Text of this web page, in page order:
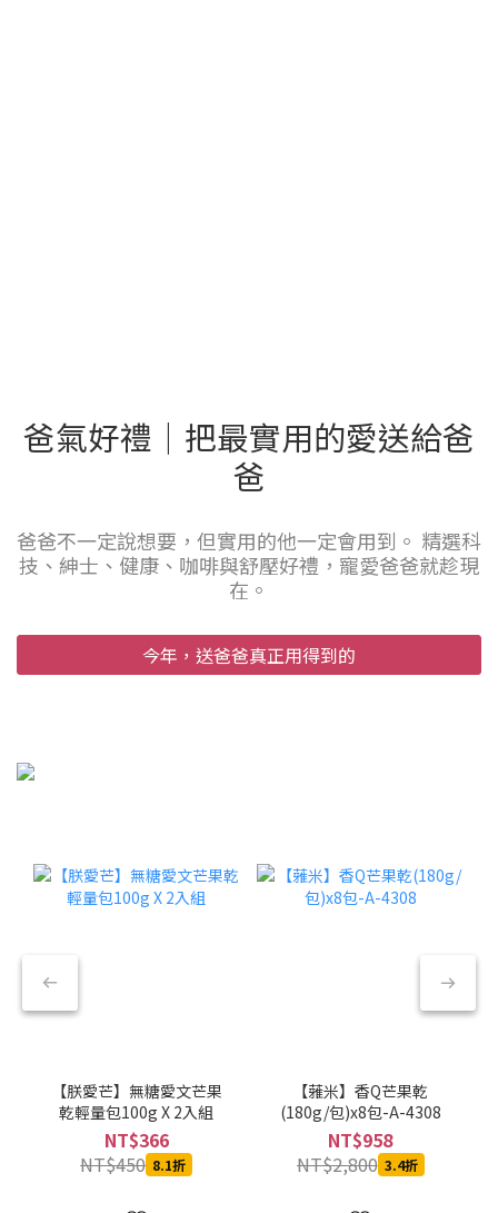
爸氣好禮｜把最實用的愛送給爸
爸
爸爸不一定說想要，但實用的他一定會用到。 精選科
技、紳士、健康、咖啡與舒壓好禮，寵愛爸爸就趁現
在。
今年，送爸爸真正用得到的
【朕愛芒】無糖愛文芒果
乾輕量包100g X 2入組
NT$366
NT$450 8.1折
【蕥米】香Q芒果乾
(180g/包)x8包-A-4308
NT$958
NT$2,800 3.4折